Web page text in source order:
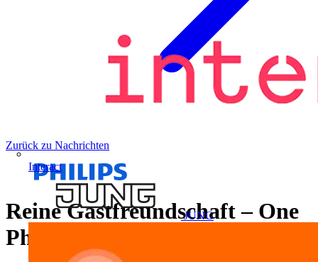
Interact
JUNG
Zurück zu Nachrichten
Reine Gastfreundschaft – One
Philips für Hotelkunden